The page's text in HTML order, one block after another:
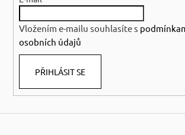
Vložením e-mailu souhlasíte s
osobních údajů
PŘIHLÁSIT SE